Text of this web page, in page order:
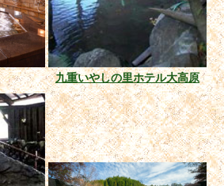
九重いやしの里ホテル大高原